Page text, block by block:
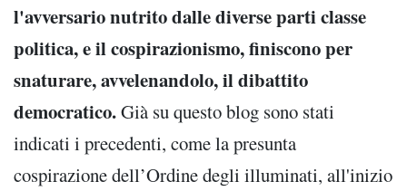
l'avversario nutrito dalle diverse parti classe
politica, e il cospirazionismo, finiscono per
snaturare, avvelenandolo, il dibattito
democratico.Già su questo blog sono stati
indicati i precedenti, come la presunta
cospirazione dell’Ordine degli illuminati, all'inizio